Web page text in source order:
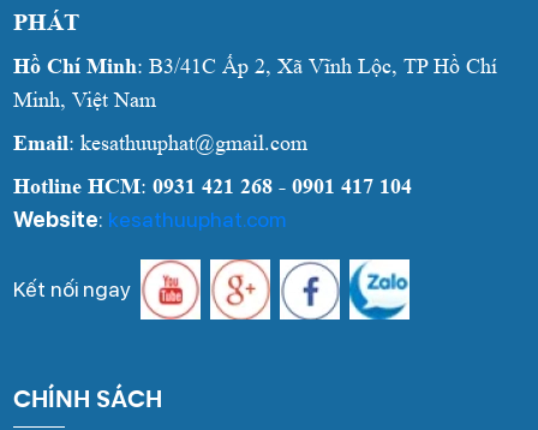
PHÁT
Hồ Chí Minh: B3/41C Ấp 2, Xã Vĩnh Lộc, TP Hồ Chí
Minh, Việt Nam
Email: kesathuuphat@gmail.com
Hotline HCM:0931 421 268 - 0901 417 104
Website: kesathuuphat.com
Kết nối ngay
CHÍNH SÁCH